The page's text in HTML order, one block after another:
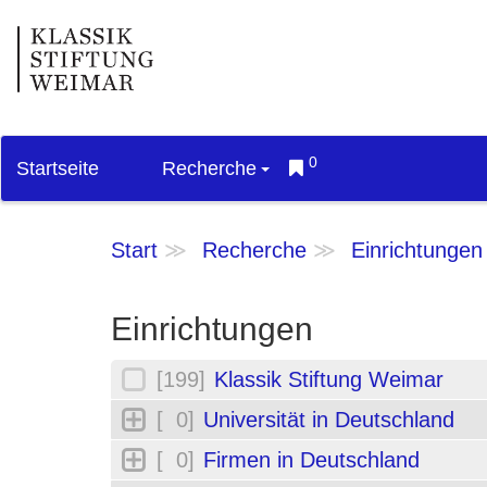
Startseite Recherche 0
Start Recherche Einrichtungen
Einrichtungen
[199] Klassik Stiftung Weimar
[ 0] Universität in Deutschland
[ 0] Firmen in Deutschland